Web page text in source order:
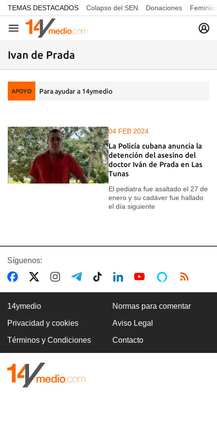
common.go-to-content
TEMAS DESTACADOS Colapso del SEN Donaciones
Navegación
Ivan de Prada
APOYO Para ayudar a 14ymedio
04 FEB 2024
La Policía cubana anuncia la
detención del asesino del
doctor Iván de Prada en Las
Tunas
El pediatra fue asaltado el 27 de
enero y su cadáver fue hallado
el día siguiente
Síguenos:
14ymedio Normas para comentar
Privacidad y cookies Aviso Legal
Términos y Condiciones Contacto